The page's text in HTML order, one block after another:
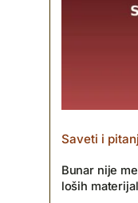
Saveti i
Bunar nije
loših